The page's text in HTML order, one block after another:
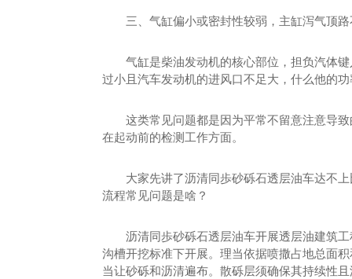
三、气缸偏小或密封性较弱，主缸泻气顶路
气缸是柴油发动机的核心部位，担负汽体键
过小且汽车发动机的进风口不足大，什么他的
这类常见问题都是因为平常不留意注意导致
在起动前的检测工作方面。
大家先讲了沥清同歩砂砾石透层油车达不上
流程常见问题是啥？
沥清同歩砂砾石透层油车开展透层油建筑工
沟槽开挖标准下开展。理当依据喷撒占地总面
当让砂砾和沥清遍布。散砾层须确保其持续性